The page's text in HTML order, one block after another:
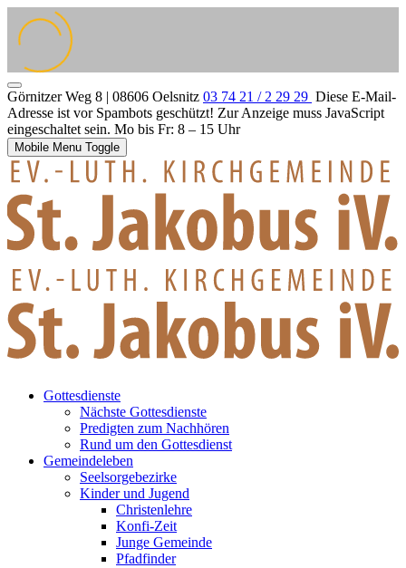
Görnitzer Weg 8 | 08606 Oelsnitz 03 74 21 / 2 29 29 Diese E-Mail-
Adresse ist vor Spambots geschützt! Zur Anzeige muss JavaScript
eingeschaltet sein. Mo bis Fr: 8 – 15 Uhr
Mobile Menu Toggle
Gottesdienste
Nächste Gottesdienste
Predigten zum Nachhören
Rund um den Gottesdienst
Gemeindeleben
Seelsorgebezirke
Kinder und Jugend
Christenlehre
Konfi-Zeit
Junge Gemeinde
Pfadfinder